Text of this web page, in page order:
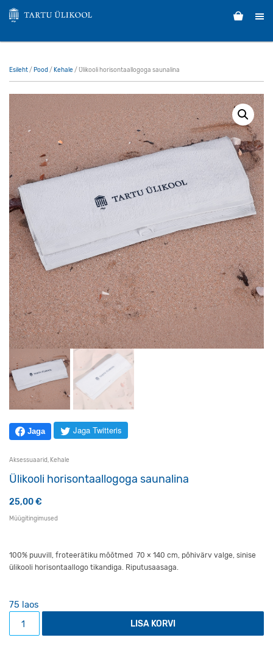
Esileht/ Pood / Kehale / Ülikooli horisontaallogoga saunalina
Jaga Jaga Twitteris
Aksessuaarid, Kehale
Ülikooli horisontaallogoga saunalina
25,00€
Müügitingimused
100% puuvill, froteerätiku mõõtmed 70 × 140 cm, põhivärv valge, sinise
ülikooli horisontaallogo tikandiga. Riputusaasaga.
75 laos
Ülikooli horisontaallogoga saunalina kogus
LISA KORVI